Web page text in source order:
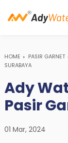
HOME PASIR GARNET
SURABAYA
Ady
Pasir
01 Mar, 2024